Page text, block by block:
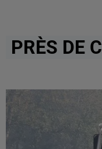
PRÈS DE